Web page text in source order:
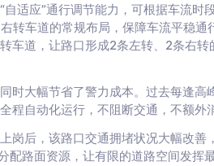
适应”通行调节能力，可根据车流
转车道的常规布局，保障车流平稳
车道，让路口形成2条左转、2条右
时大幅节省了警力成本。过去每逢
程自动化运行，不阻断交通，不额外
岗后，该路口交通拥堵状况大幅改
配路面资源，让有限的道路空间发挥